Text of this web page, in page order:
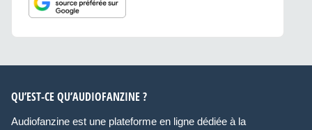
QU’EST-CE QU’AUDIOFANZINE ?
Audiofanzine est une plateforme en ligne dédiée à la